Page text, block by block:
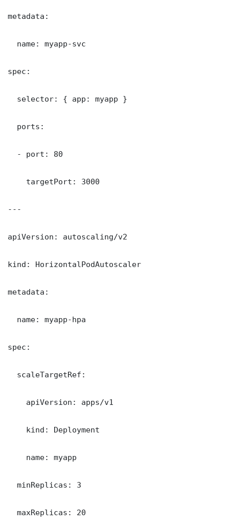
metadata:
  name: myapp-svc
spec:
  selector: { app: myapp }
  ports:
  - port: 80
    targetPort: 3000
---
apiVersion: autoscaling/v2
kind: HorizontalPodAutoscaler
metadata:
  name: myapp-hpa
spec:
  scaleTargetRef:
    apiVersion: apps/v1
    kind: Deployment
    name: myapp
  minReplicas: 3
  maxReplicas: 20